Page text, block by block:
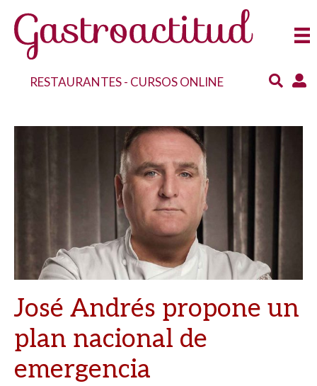
RESTAURANTES- CURSOS ONLINE
José Andrés propone un
plan nacional de
emergencia